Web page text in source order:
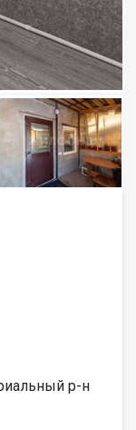
р-н